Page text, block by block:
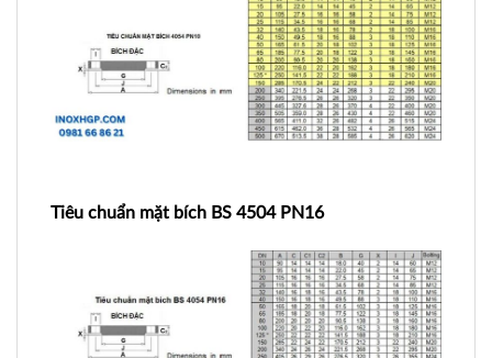
Tiêu chuẩn mặt bích BS 4504 PN16